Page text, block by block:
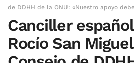
de DDHH de la ONU: «Nuestro apoyo
Canciller
Rocío San